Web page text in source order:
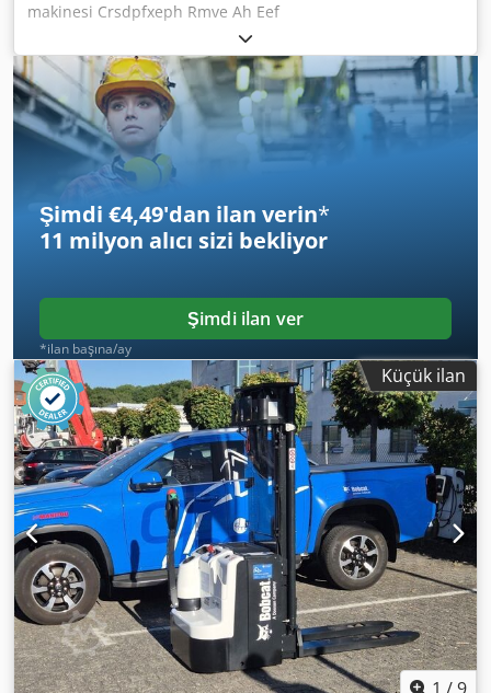
makinesi Crsdpfxeph Rmve Ah Eef
Şimdi €4,49'dan ilan verin*
11 milyon alıcı sizi bekliyor
Şimdi ilan ver
*ilan başına/ay
Küçük ilan